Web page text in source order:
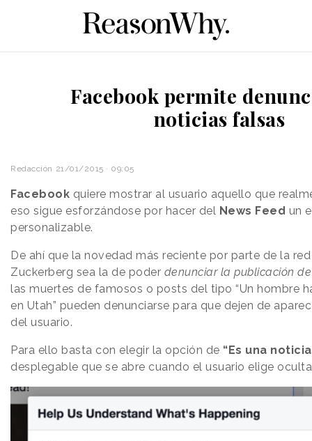
Facebook permite
noticias falsas
Redacción 21/01/2015 · 09:05
Facebook quiere mostrar al usuario aquello que
eso sigue esforzándose por hacer del News Feed un
personalizable.
De ahí que la novedad más reciente por parte de la
Zuckerberg sea la de poder denunciar la publicación
las muertes de famosos o posts del tipo “Un hombre
en Utah” pueden denunciarse para que dejen de
del usuario.
Para ello basta con elegir la opción de “Es una
desplegable que se abre cuando el usuario elige